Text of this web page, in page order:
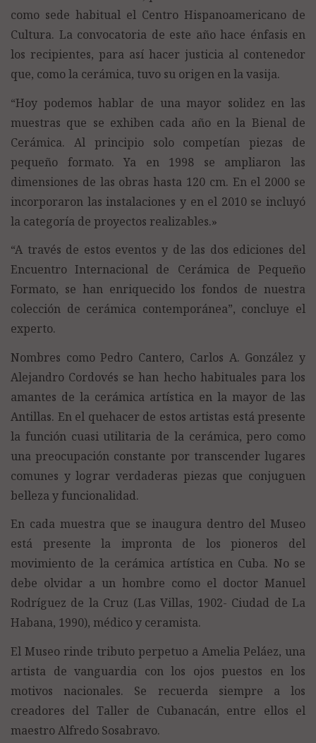
como sede habitual el Centro Hispanoamericano de
Cultura. La convocatoria de este año hace énfasis en
los recipientes, para así hacer justicia al contenedor
que, como la cerámica, tuvo su origen en la vasija.
“Hoy podemos hablar de una mayor solidez en las
muestras que se exhiben cada año en la Bienal de
Cerámica. Al principio solo competían piezas de
pequeño formato. Ya en 1998 se ampliaron las
dimensiones de las obras hasta 120 cm. En el 2000 se
incorporaron las instalaciones y en el 2010 se incluyó
la categoría de proyectos realizables.»
“A través de estos eventos y de las dos ediciones del
Encuentro Internacional de Cerámica de Pequeño
Formato, se han enriquecido los fondos de nuestra
colección de cerámica contemporánea”, concluye el
experto.
Nombres como Pedro Cantero, Carlos A. González y
Alejandro Cordovés se han hecho habituales para los
amantes de la cerámica artística en la mayor de las
Antillas. En el quehacer de estos artistas está presente
la función cuasi utilitaria de la cerámica, pero como
una preocupación constante por transcender lugares
comunes y lograr verdaderas piezas que conjuguen
belleza y funcionalidad.
En cada muestra que se inaugura dentro del Museo
está presente la impronta de los pioneros del
movimiento de la cerámica artística en Cuba. No se
debe olvidar a un hombre como el doctor Manuel
Rodríguez de la Cruz (Las Villas, 1902- Ciudad de La
Habana, 1990), médico y ceramista.
El Museo rinde tributo perpetuo a Amelia Peláez, una
artista de vanguardia con los ojos puestos en los
motivos nacionales. Se recuerda siempre a los
creadores del Taller de Cubanacán, entre ellos el
maestro Alfredo Sosabravo.